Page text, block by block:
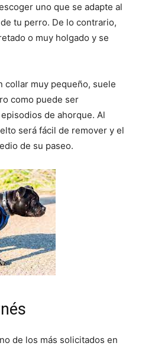
uno que se adapte al
tu perro. De lo contrario,
o muy holgado y se
collar muy pequeño, suele
como puede ser
de ahorque. Al
será fácil de remover y el
de su paseo.
de los más solicitados en